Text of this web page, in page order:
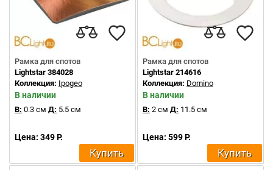
Рамка для спотов
Lightstar 384028
Коллекция: Ipogeo
В наличии
В: 0.3 см Д: 5.5 см
Цена: 349 Р.
Купить
Рамка для спотов
Lightstar 214616
Коллекция: Domino
В наличии
В: 2 см Д: 11.5 см
Цена: 599 Р.
Купить